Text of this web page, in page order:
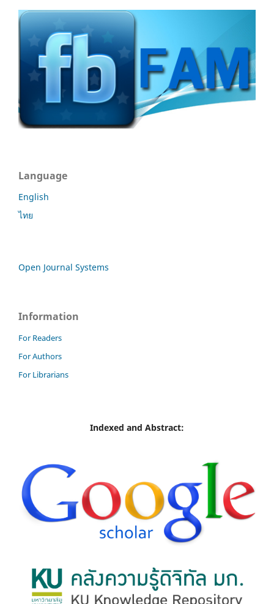
Language
English
ไทย
Open Journal Systems
Information
For Readers
For Authors
For Librarians
Indexed and Abstract: